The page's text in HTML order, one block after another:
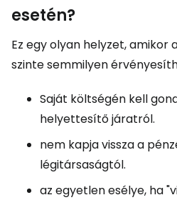
esetén?
Ez egy olyan helyzet, amikor
szinte semmilyen
Saját költségén kell
helyettesítő járatról.
nem kapja vissza a
légitársaságtól.
az egyetlen esélye, ha